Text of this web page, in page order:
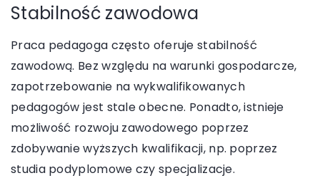
Stabilność zawodowa
Praca pedagoga często oferuje stabilność
zawodową. Bez względu na warunki gospodarcze,
zapotrzebowanie na wykwalifikowanych
pedagogów jest stale obecne. Ponadto, istnieje
możliwość rozwoju zawodowego poprzez
zdobywanie wyższych kwalifikacji, np. poprzez
studia podyplomowe czy specjalizacje.